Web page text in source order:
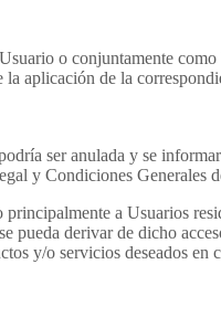
o conjuntamente como
aplicación de la
ser anulada y se
y Condiciones Generales
a Usuarios
pueda derivar de dicho
y/o servicios deseados en